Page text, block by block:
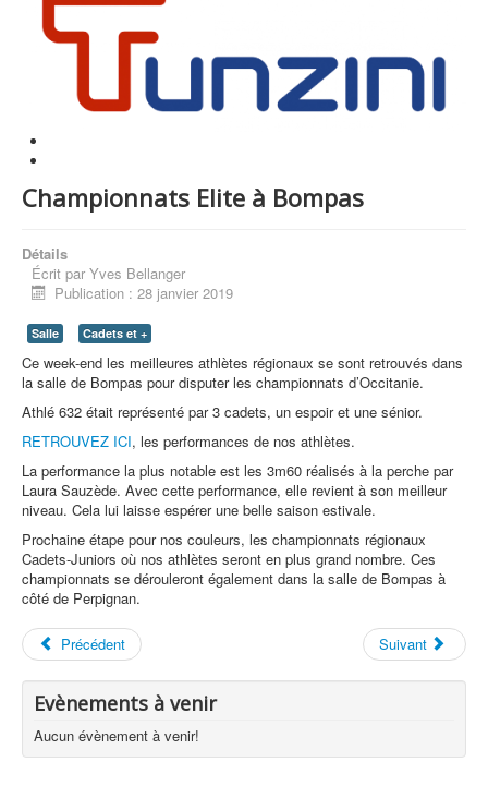
Championnats Elite à Bompas
Détails
Écrit par Yves Bellanger
Publication : 28 janvier 2019
Salle Cadets et +
Ce week-end les meilleures athlètes régionaux se sont retrouvés dans
la salle de Bompas pour disputer les championnats d’Occitanie.
Athlé 632 était représenté par 3 cadets, un espoir et une sénior.
RETROUVEZ ICI, les performances de nos athlètes.
La performance la plus notable est les 3m60 réalisés à la perche par
Laura Sauzède. Avec cette performance, elle revient à son meilleur
niveau. Cela lui laisse espérer une belle saison estivale.
Prochaine étape pour nos couleurs, les championnats régionaux
Cadets-Juniors où nos athlètes seront en plus grand nombre. Ces
championnats se dérouleront également dans la salle de Bompas à
côté de Perpignan.
Précédent Suivant
Evènements à venir
Aucun évènement à venir!